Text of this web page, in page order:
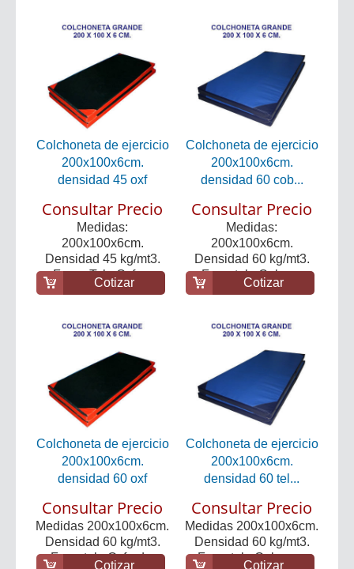
Colchoneta de ejercicio
200x100x6cm.
densidad 45 oxf
Consultar Precio
Medidas:
200x100x6cm.
Densidad 45 kg/mt3.
Forro: Tela Oxfo...
Cotizar
Colchoneta de ejercicio
200x100x6cm.
densidad 60 cob...
Consultar Precio
Medidas:
200x100x6cm.
Densidad 60 kg/mt3.
Forro tela Cober...
Cotizar
Colchoneta de ejercicio
200x100x6cm.
densidad 60 oxf
Consultar Precio
Medidas 200x100x6cm.
Densidad 60 kg/mt3.
Forro tela Oxford...
Cotizar
Colchoneta de ejercicio
200x100x6cm.
densidad 60 tel...
Consultar Precio
Medidas 200x100x6cm.
Densidad 60 kg/mt3.
Forro tela Cobern...
Cotizar